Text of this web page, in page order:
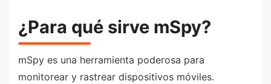
¿Para qué sirve mSpy?
mSpy es una herramienta poderosa para
monitorear y rastrear dispositivos móviles.